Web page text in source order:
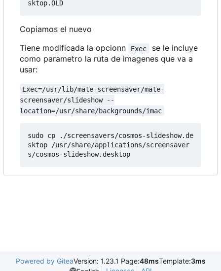
Copiamos el nuevo
Tiene modificada la opcionn
Exec
se le incluye
como parametro la ruta de imagenes que va a
usar:
Exec=/usr/lib/mate-screensaver/mate-
screensaver/slideshow --
location=/usr/share/backgrounds/imac
sudo cp ./screensavers/cosmos-slideshow.de
sktop /usr/share/applications/screensaver
Powered by GiteaVersion: 1.23.1 Page:48msTemplate:3ms